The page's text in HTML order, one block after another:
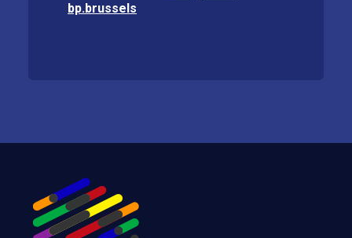
bp.brussels